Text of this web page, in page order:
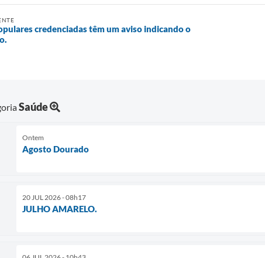
credenciadas têm um aviso indicando o
Saúde
Ontem
Agosto Dourado
20 JUL 2026 - 08h17
JULHO AMARELO.